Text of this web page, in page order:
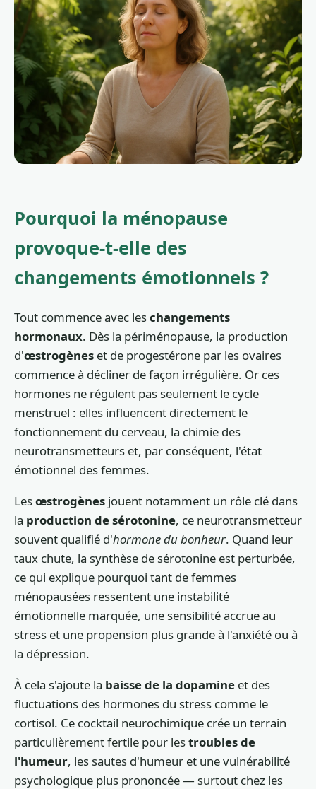
Pourquoi la ménopause
provoque-t-elle des
changements émotionnels ?
Tout commence avec leschangements
hormonaux. Dès la périménopause, la production
d'œstrogènes et de progestérone par les ovaires
commence à décliner de façon irrégulière. Or ces
hormones ne régulent pas seulement le cycle
menstruel : elles influencent directement le
fonctionnement du cerveau, la chimie des
neurotransmetteurs et, par conséquent, l'état
émotionnel des femmes.
Lesœstrogènes jouent notamment un rôle clé dans
la production de sérotonine, ce neurotransmetteur
souvent qualifié d'hormone du bonheur. Quand leur
taux chute, la synthèse de sérotonine est perturbée,
ce qui explique pourquoi tant de femmes
ménopausées ressentent une instabilité
émotionnelle marquée, une sensibilité accrue au
stress et une propension plus grande à l'anxiété ou à
la dépression.
À cela s'ajoute la baisse de la dopamine et des
fluctuations des hormones du stress comme le
cortisol. Ce cocktail neurochimique crée un terrain
particulièrement fertile pour lestroubles de
l'humeur, les sautes d'humeur et une vulnérabilité
psychologique plus prononcée — surtout chez les